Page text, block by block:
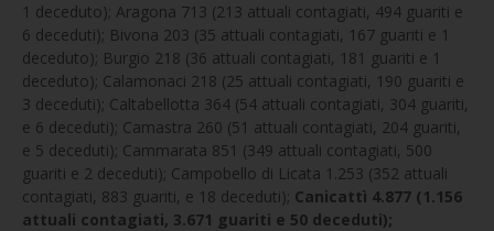
1 deceduto); Aragona 713 (213 attuali contagiati, 494 guariti e
6 deceduti); Bivona 203 (35 attuali contagiati, 167 guariti e 1
deceduto); Burgio 218 (36 attuali contagiati, 181 guariti e 1
deceduto); Calamonaci 218 (25 attuali contagiati, 190 guariti e
3 deceduti); Caltabellotta 364 (54 attuali contagiati, 304 guariti,
e 6 deceduti); Camastra 260 (51 attuali contagiati, 204 guariti,
e 5 deceduti); Cammarata 851 (349 attuali contagiati, 500
guariti e 2 deceduti); Campobello di Licata 1.253 (352 attuali
contagiati, 883 guariti, e 18 deceduti); Canicattì 4.877 (1.156
attuali contagiati, 3.671 guariti e 50 deceduti);